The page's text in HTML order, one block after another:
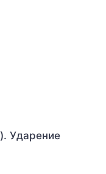
). Ударение